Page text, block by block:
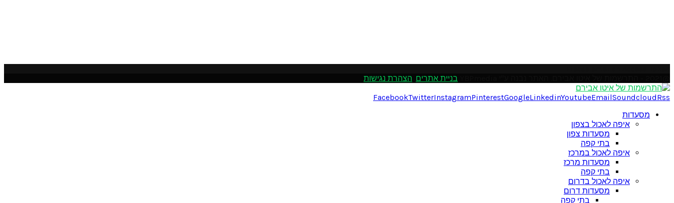
בניית אתרים הצהרת נגישות
FacebookTwitterInstagramPinterestGoogleLinkedinYoutubeEmailSoundcloudRss
מסעדות
איפה לאכול בצפון
מסעדות צפון
בתי קפה
איפה לאכול במרכז
מסעדות מרכז
בתי קפה
איפה לאכול בדרום
מסעדות דרום
בתי קפה